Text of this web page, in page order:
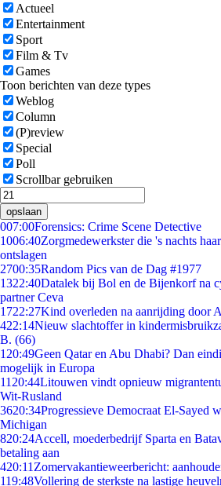
Actueel
Entertainment
Sport
Film & Tv
Games
Toon berichten van deze types
Weblog
Column
(P)review
Special
Poll
Scrollbar gebruiken
opslaan
007:00Forensics: Crime Scene Detective
1006:40Zorgmedewerkster die 's nachts
ontslagen
2700:35Random Pics van de Dag #1977
1322:40Datalek bij Bol en de Bijenkorf na
partner Ceva
1722:27Kind overleden na aanrijding door
422:14Nieuw slachtoffer in
B. (66)
1 20:49Geen Qatar en Abu Dhabi? Dan
mogelijk in Europa
11 20:44Litouwen vindt opnieuw
Wit-Rusland
3620:34Progressieve Democraat El-Sayed
Michigan
820:24Accell, moederbedrijf Sparta en
betaling aan
420:11 Zomervakantieweerbericht:
119:48Vollering de sterkste na lastige